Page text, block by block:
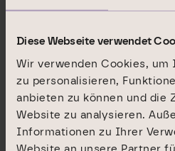
Diese Webseite verwendet
Wir verwenden Cookies, um
zu personalisieren,
anbieten zu können und die
Website zu analysieren.
Informationen zu Ihrer
Website an unsere Partner
Art des Instruments
Fälligkeit / Verfall
Ausübungs­zeitraum /